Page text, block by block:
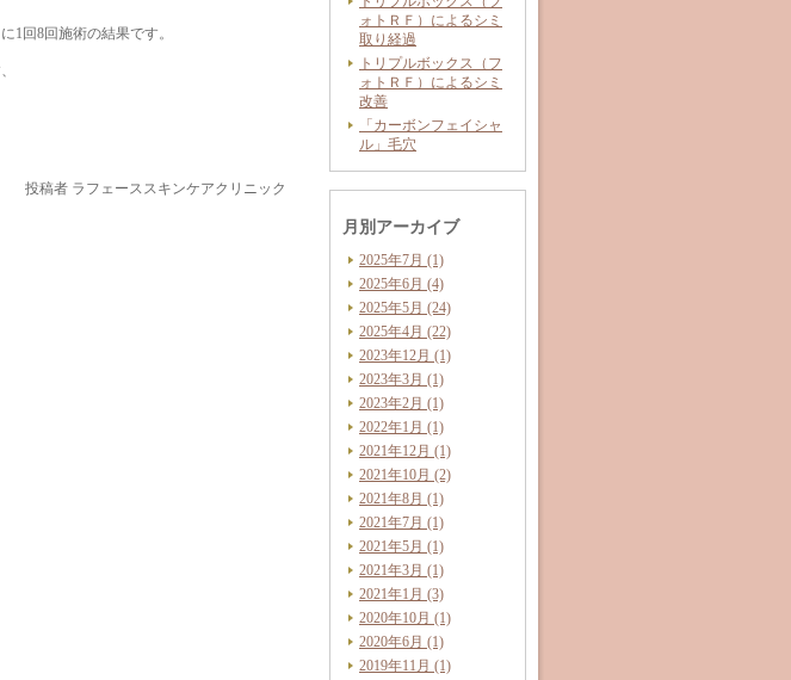
1回8回施術の結果です。
投稿者 ラフェーススキンケアクリニック
ォトＲＦ）によるシミ
取り経過
トリプルボックス（フ
ォトＲＦ）によるシミ
改善
「カーボンフェイシャ
ル」毛穴
月別アーカイブ
2025年7月 (1)
2025年6月 (4)
2025年5月 (24)
2025年4月 (22)
2023年12月 (1)
2023年3月 (1)
2023年2月 (1)
2022年1月 (1)
2021年12月 (1)
2021年10月 (2)
2021年8月 (1)
2021年7月 (1)
2021年5月 (1)
2021年3月 (1)
2021年1月 (3)
2020年10月 (1)
2020年6月 (1)
2019年11月 (1)